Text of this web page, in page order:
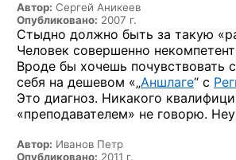
Автор: Сергей Аникеев
Опубликовано: 2007 г.
Стыдно должно быть за такую
Человек совершенно
Вроде бы хочешь почувствовать
себя на дешевом «„Аншлаге“ с
Это диагноз. Никакого
«преподавателем» не говорю.
Автор: Иванов Петр
Опубликовано: 2011 г.